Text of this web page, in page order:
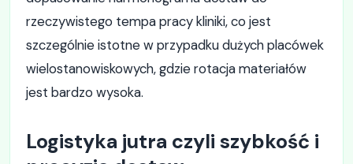
rzeczywistego tempa pracy kliniki, co jest
szczególnie istotne w przypadku dużych placówek
wielostanowiskowych, gdzie rotacja materiałów
jest bardzo wysoka.
Logistyka jutra czyli szybkość i